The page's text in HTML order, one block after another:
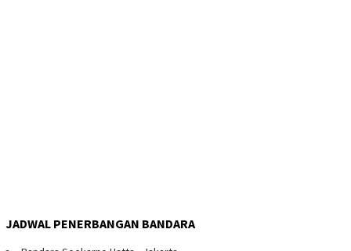
JADWAL PENERBANGAN BANDARA